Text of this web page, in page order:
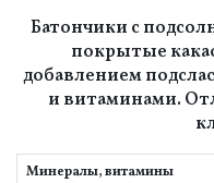
Батончики с
покрытые
добавлением
и витаминами.
Минералы, витамины